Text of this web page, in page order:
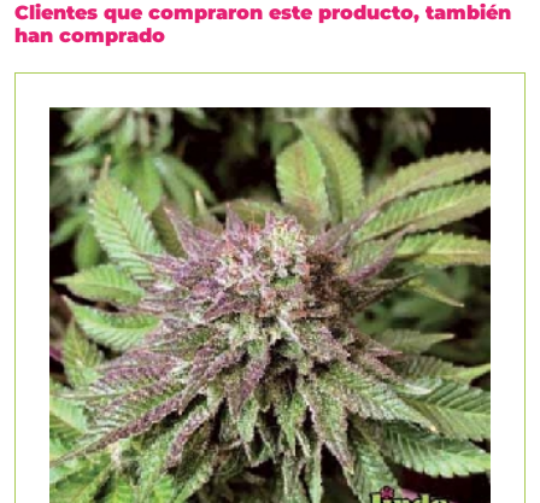
Clientes que compraron este producto, también
han comprado